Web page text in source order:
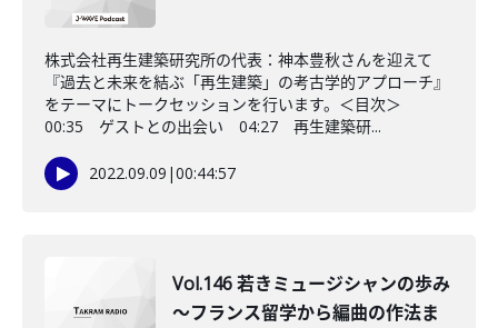
株式会社再生建築研究所の代表：神本豊秋さんを迎えて
『過去と未来を結ぶ「再生建築」の考古学的アプローチ』
をテーマにトークセッションを行います。＜目次＞
00:35 ゲストとの出会い 04:27 再生建築研...
2022.09.09 |00:44:57
Vol.146 若きミュージシャンの歩み
～フランス留学から編曲の作法ま